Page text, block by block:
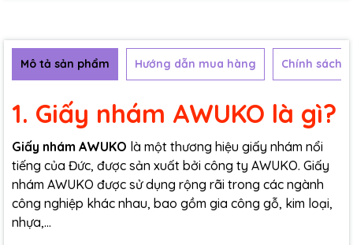
Mô tả sản phẩm Hướng dẫn mua hàng Chính sách
1. Giấy nhám AWUKO là gì?
Giấy nhám AWUKO là một thương hiệu giấy nhám nổi
tiếng của Đức, được sản xuất bởi công ty AWUKO. Giấy
nhám AWUKO được sử dụng rộng rãi trong các ngành
công nghiệp khác nhau, bao gồm gia công gỗ, kim loại,
nhựa,...